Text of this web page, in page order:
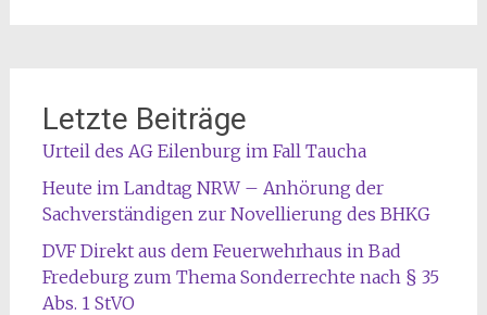
Letzte Beiträge
Urteil des AG Eilenburg im Fall Taucha
Heute im Landtag NRW – Anhörung der
Sachverständigen zur Novellierung des BHKG
DVF Direkt aus dem Feuerwehrhaus in Bad
Fredeburg zum Thema Sonderrechte nach § 35
Abs. 1 StVO